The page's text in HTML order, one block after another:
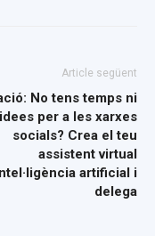
Article següent
No tens temps ni
idees per a les xarxes
socials? Crea el teu
assistent virtual
artificial i
delega